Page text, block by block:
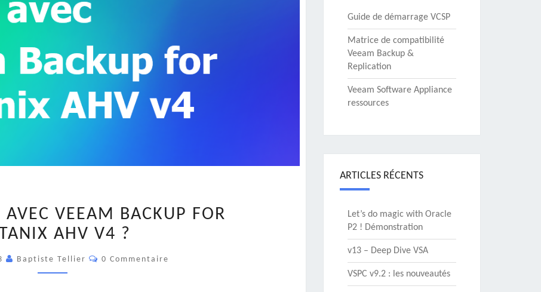
DE
NEUF
VEEAM BACKUP FOR
AHV V4 ?
Baptiste Tellier Commentaires
0 Commentaire
Guide de démarrage VCSP
Matrice de compatibilité
Veeam Backup &
Replication
Veeam Software Appliance
ressources
ARTICLES RÉCENTS
Let’s do magic with Oracle
P2 ! Démonstration
v13 – Deep Dive VSA
VSPC v9.2 : les nouveautés